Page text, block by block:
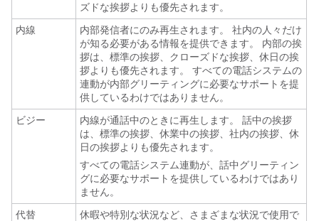
ズドな挨拶よりも優先されます。
内線
内部発信者にのみ再生されます。 社内の人々だけ
が知る必要がある情報を提供できます。 内部の挨
拶は、標準の挨拶、クローズドな挨拶、休日の挨
拶よりも優先されます。 すべての電話システムの
連動が内部グリーティングに必要なサポートを提
供しているわけではありません。
ビジー
内線が通話中のときに再生します。 話中の挨拶
は、標準の挨拶、休業中の挨拶、社内の挨拶、休
日の挨拶よりも優先されます。
すべての電話システム連動が、話中グリーティン
グに必要なサポートを提供しているわけではあり
ません。
代替
休暇や特別な状況など、さまざまな状況で使用で